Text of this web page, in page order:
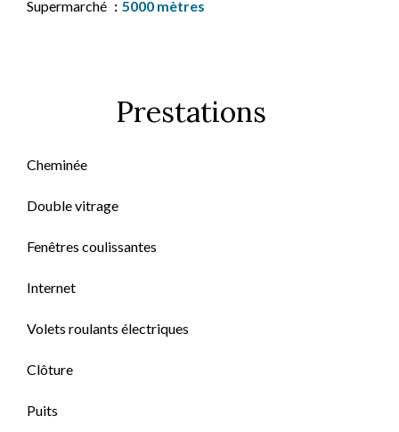
Supermarché 5000 mètres
Prestations
Cheminée
Double vitrage
Fenêtres coulissantes
Internet
Volets roulants électriques
Clôture
Puits